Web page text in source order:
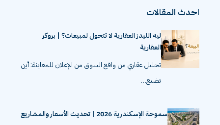
احدث المقالات
ليه الليدز العقارية لا تتحول لمبيعات؟ | بروكر
العقارية
تحليل عقاري من واقع السوق من الإعلان للمعاينة: أين
تضيع…
سموحة الإسكندرية 2026 | تحديث الأسعار والمشاريع